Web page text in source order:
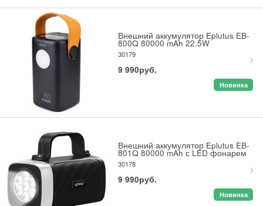
Внешний аккумулятор Eplutus EB-
800Q 80000 mAh 22.5W
30179
9 990руб.
Новинка
Внешний аккумулятор Eplutus EB-
801Q 80000 mAh с LED фонарем
30178
9 990руб.
Новинка